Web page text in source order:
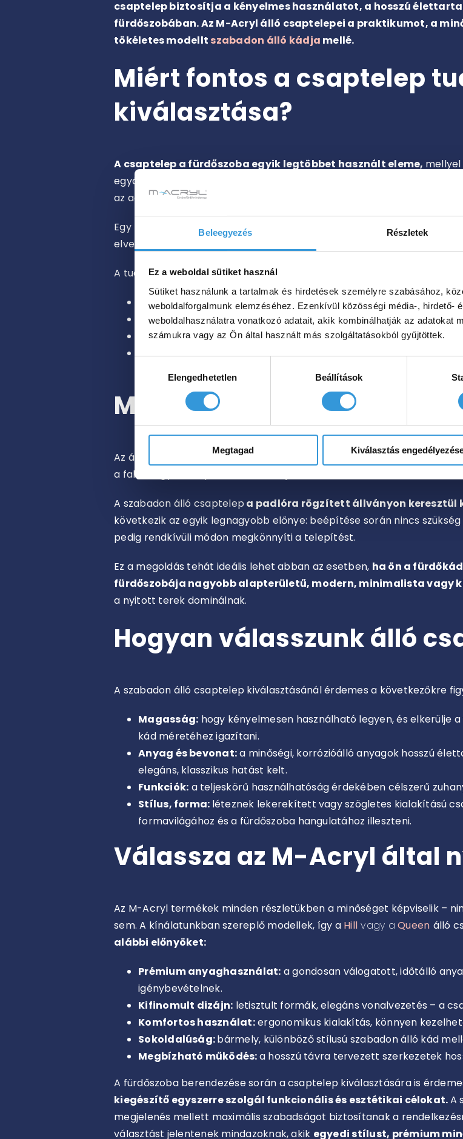
Beleegyezés Részletek
Ez a weboldal sütiket használ
Sütiket használunk a tartalmak és hirdetések személyre szabásához,
weboldalforgalmunk elemzéséhez. Ezenkívül közösségi média-, hirdető-
weboldalhasználatra vonatkozó adatait, akik kombinálhatják az adatokat
számukra vagy az Ön által használt más szolgáltatásokból gyűjtöttek.
kiválasztásaElengedhetetlen Beállítások
Megtagad Kiválasztás
csaptelep biztosítja a kényelmes használatot, a hosszú
fürdőszobában. Az M-Acryl álló csaptelepei a praktikumot, a
tökéletes modellt szabadon álló kádja mellé.
Miért fontos a csaptelep
kiválasztása?
A csaptelep a fürdőszoba egyik legtöbbet használt eleme,
egyáltalán nem mindegy tehát, hogy mennyire kényelmes a kezelése,
az adott helyiségbe.
Egy rosszul megválasztott csaptelep kényelmetlenné teheti a
elveszítheti a szépségét, ezzel pedig az egész fürdőszoba
A tudatos választás során a következő szempontokat érdemes
Funkcionalitás: a csaptelep legyen egyszerűen kezelhető,
Anyagminőség:a krómozott felületek hosszú távon is képesek
Kialakítás és dizájn:fontos, hogy a csaptelep illeszkedjen a kád
Telepítési mód:falra szerelhető, kádperemre rögzíthető és álló
Mikor lehet szükség az
Az álló csaptelep egyszabadon álló kád
tökéletes kiegészítője,
a falra vagy a kád peremére szereljék fel.
A szabadon álló csaptelep a padlóra rögzített állványon keresztül
következik az egyik legnagyobb előnye: beépítése során nincs
pedig rendkívüli módon megkönnyíti a telepítést.
Ez a megoldás tehát ideális lehet abban az esetben, ha ön a
fürdőszobája nagyobb alapterületű, modern, minimalista vagy
a nyitott terek dominálnak.
Hogyan válasszunk álló
A szabadon álló csaptelep kiválasztásánál érdemes a következőkre
Magasság: hogy kényelmesen használható legyen, és elkerülje
kád méretéhez igazítani.
Anyag és bevonat:a minőségi, korrózióálló anyagok hosszú
elegáns, klasszikus hatást kelt.
Funkciók: a teljeskörű használhatóság érdekében célszerű
Stílus, forma: léteznek lekerekített vagy szögletes kialakítású
formavilágához és a fürdőszoba hangulatához illeszteni.
Válassza az M-Acryl által
Az M-Acryl termékek minden részletükben a minőséget képviselik –
sem. A kínálatunkban szereplő modellek, így a Hill vagy a Queen álló
alábbi előnyöket:
Prémium anyaghasználat: a gondosan válogatott, időtálló
igénybevételnek.
Kifinomult dizájn: letisztult formák, elegáns vonalvezetés – a
Komfortos használat:ergonomikus kialakítás, könnyen
Sokoldalúság:bármely, különböző stílusú szabadon álló kád
Megbízható működés:a hosszú távra tervezett szerkezetek
A fürdőszoba berendezése során a csaptelep kiválasztására is
kiegészítő egyszerre szolgál funkcionális és esztétikai célokat.A
megjelenés mellett maximális szabadságot biztosítanak a
választást jelentenek mindazoknak, akik egyedi stílust, prémium